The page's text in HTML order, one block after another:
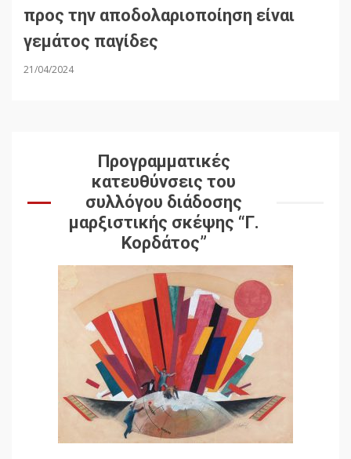
προς την αποδολαριοποίηση είναι
γεμάτος παγίδες
21/04/2024
Προγραμματικές
κατευθύνσεις του
συλλόγου διάδοσης
μαρξιστικής σκέψης “Γ.
Κορδάτος”